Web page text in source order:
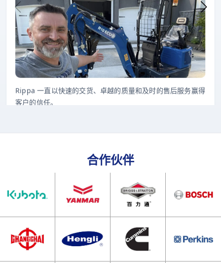
Rippa 一直以快速的交货、卓越的质量和及时的售后服务赢得
客户的信任。
合作伙伴